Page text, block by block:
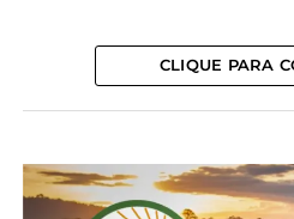
Compartilhe isso:
Facebook
Relacionado
CLIQUE PARA